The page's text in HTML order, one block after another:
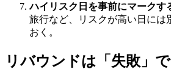
ハイリスク日を事前にマークす
旅行など、リスクが高い日には
おく。
リバウンドは「失敗」